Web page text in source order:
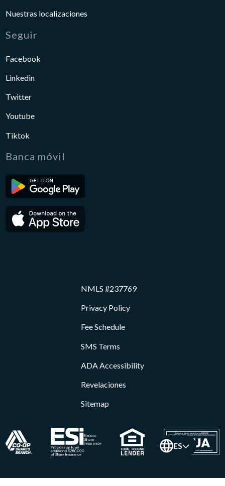
Nuestras localizaciones
Seguir
Facebook
Linkedin
Twitter
Youtube
Tiktok
Banca móvil
NMLS #237769
Privacy Policy
Fee Schedule
SMS Terms
ADA Accessibility
Revelaciones
Sitemap
ES